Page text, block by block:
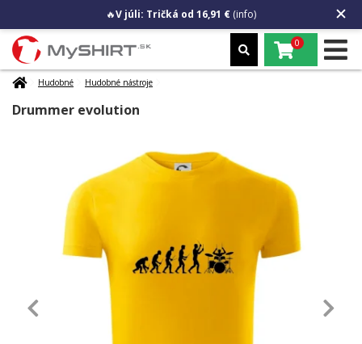
🔥V júli: Tričká od 16,91 € (info)
0
Hudobné Hudobné nástroje
Drummer evolution